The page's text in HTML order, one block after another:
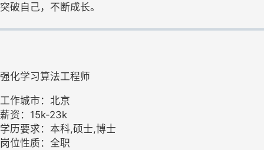
突破自己，不断成长。
强化学习算法工程师
工作城市：北京
薪资：15k-23k
学历要求：本科,硕士,博士
岗位性质：全职